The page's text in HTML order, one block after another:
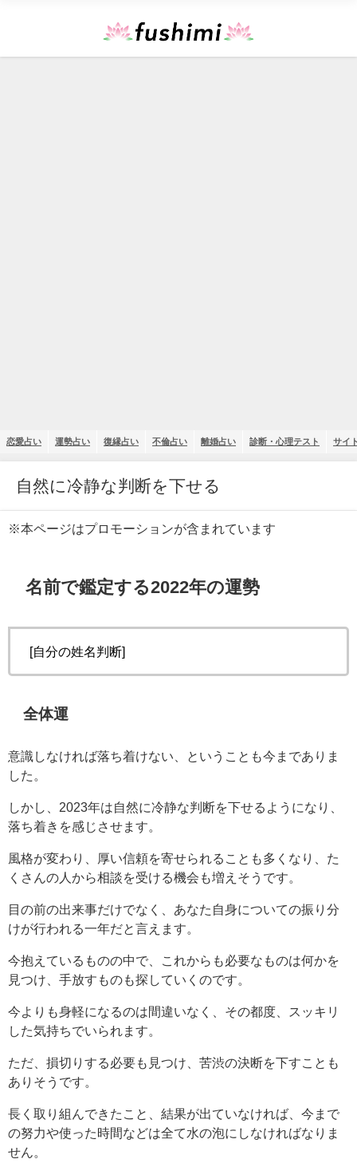
恋愛占い 運勢占い 復縁占い 不倫占い 離婚占い 診断・心理テスト サイ
自然に冷静な判断を下せる
※本ページはプロモーションが含まれています
名前で鑑定する2022年の運勢
[自分の姓名判断]
全体運
意識しなければ落ち着けない、ということも今までありま
した。
しかし、2023年は自然に冷静な判断を下せるようになり、
落ち着きを感じさせます。
風格が変わり、厚い信頼を寄せられることも多くなり、た
くさんの人から相談を受ける機会も増えそうです。
目の前の出来事だけでなく、あなた自身についての振り分
けが行われる一年だと言えます。
今抱えているものの中で、これからも必要なものは何かを
見つけ、手放すものも探していくのです。
今よりも身軽になるのは間違いなく、その都度、スッキリ
した気持ちでいられます。
ただ、損切りする必要も見つけ、苦渋の決断を下すことも
ありそうです。
長く取り組んできたこと、結果が出ていなければ、今まで
の努力や使った時間などは全て水の泡にしなければなりま
せん。